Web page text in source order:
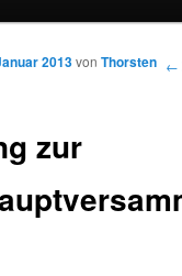
←
zur
2013vonThorsten